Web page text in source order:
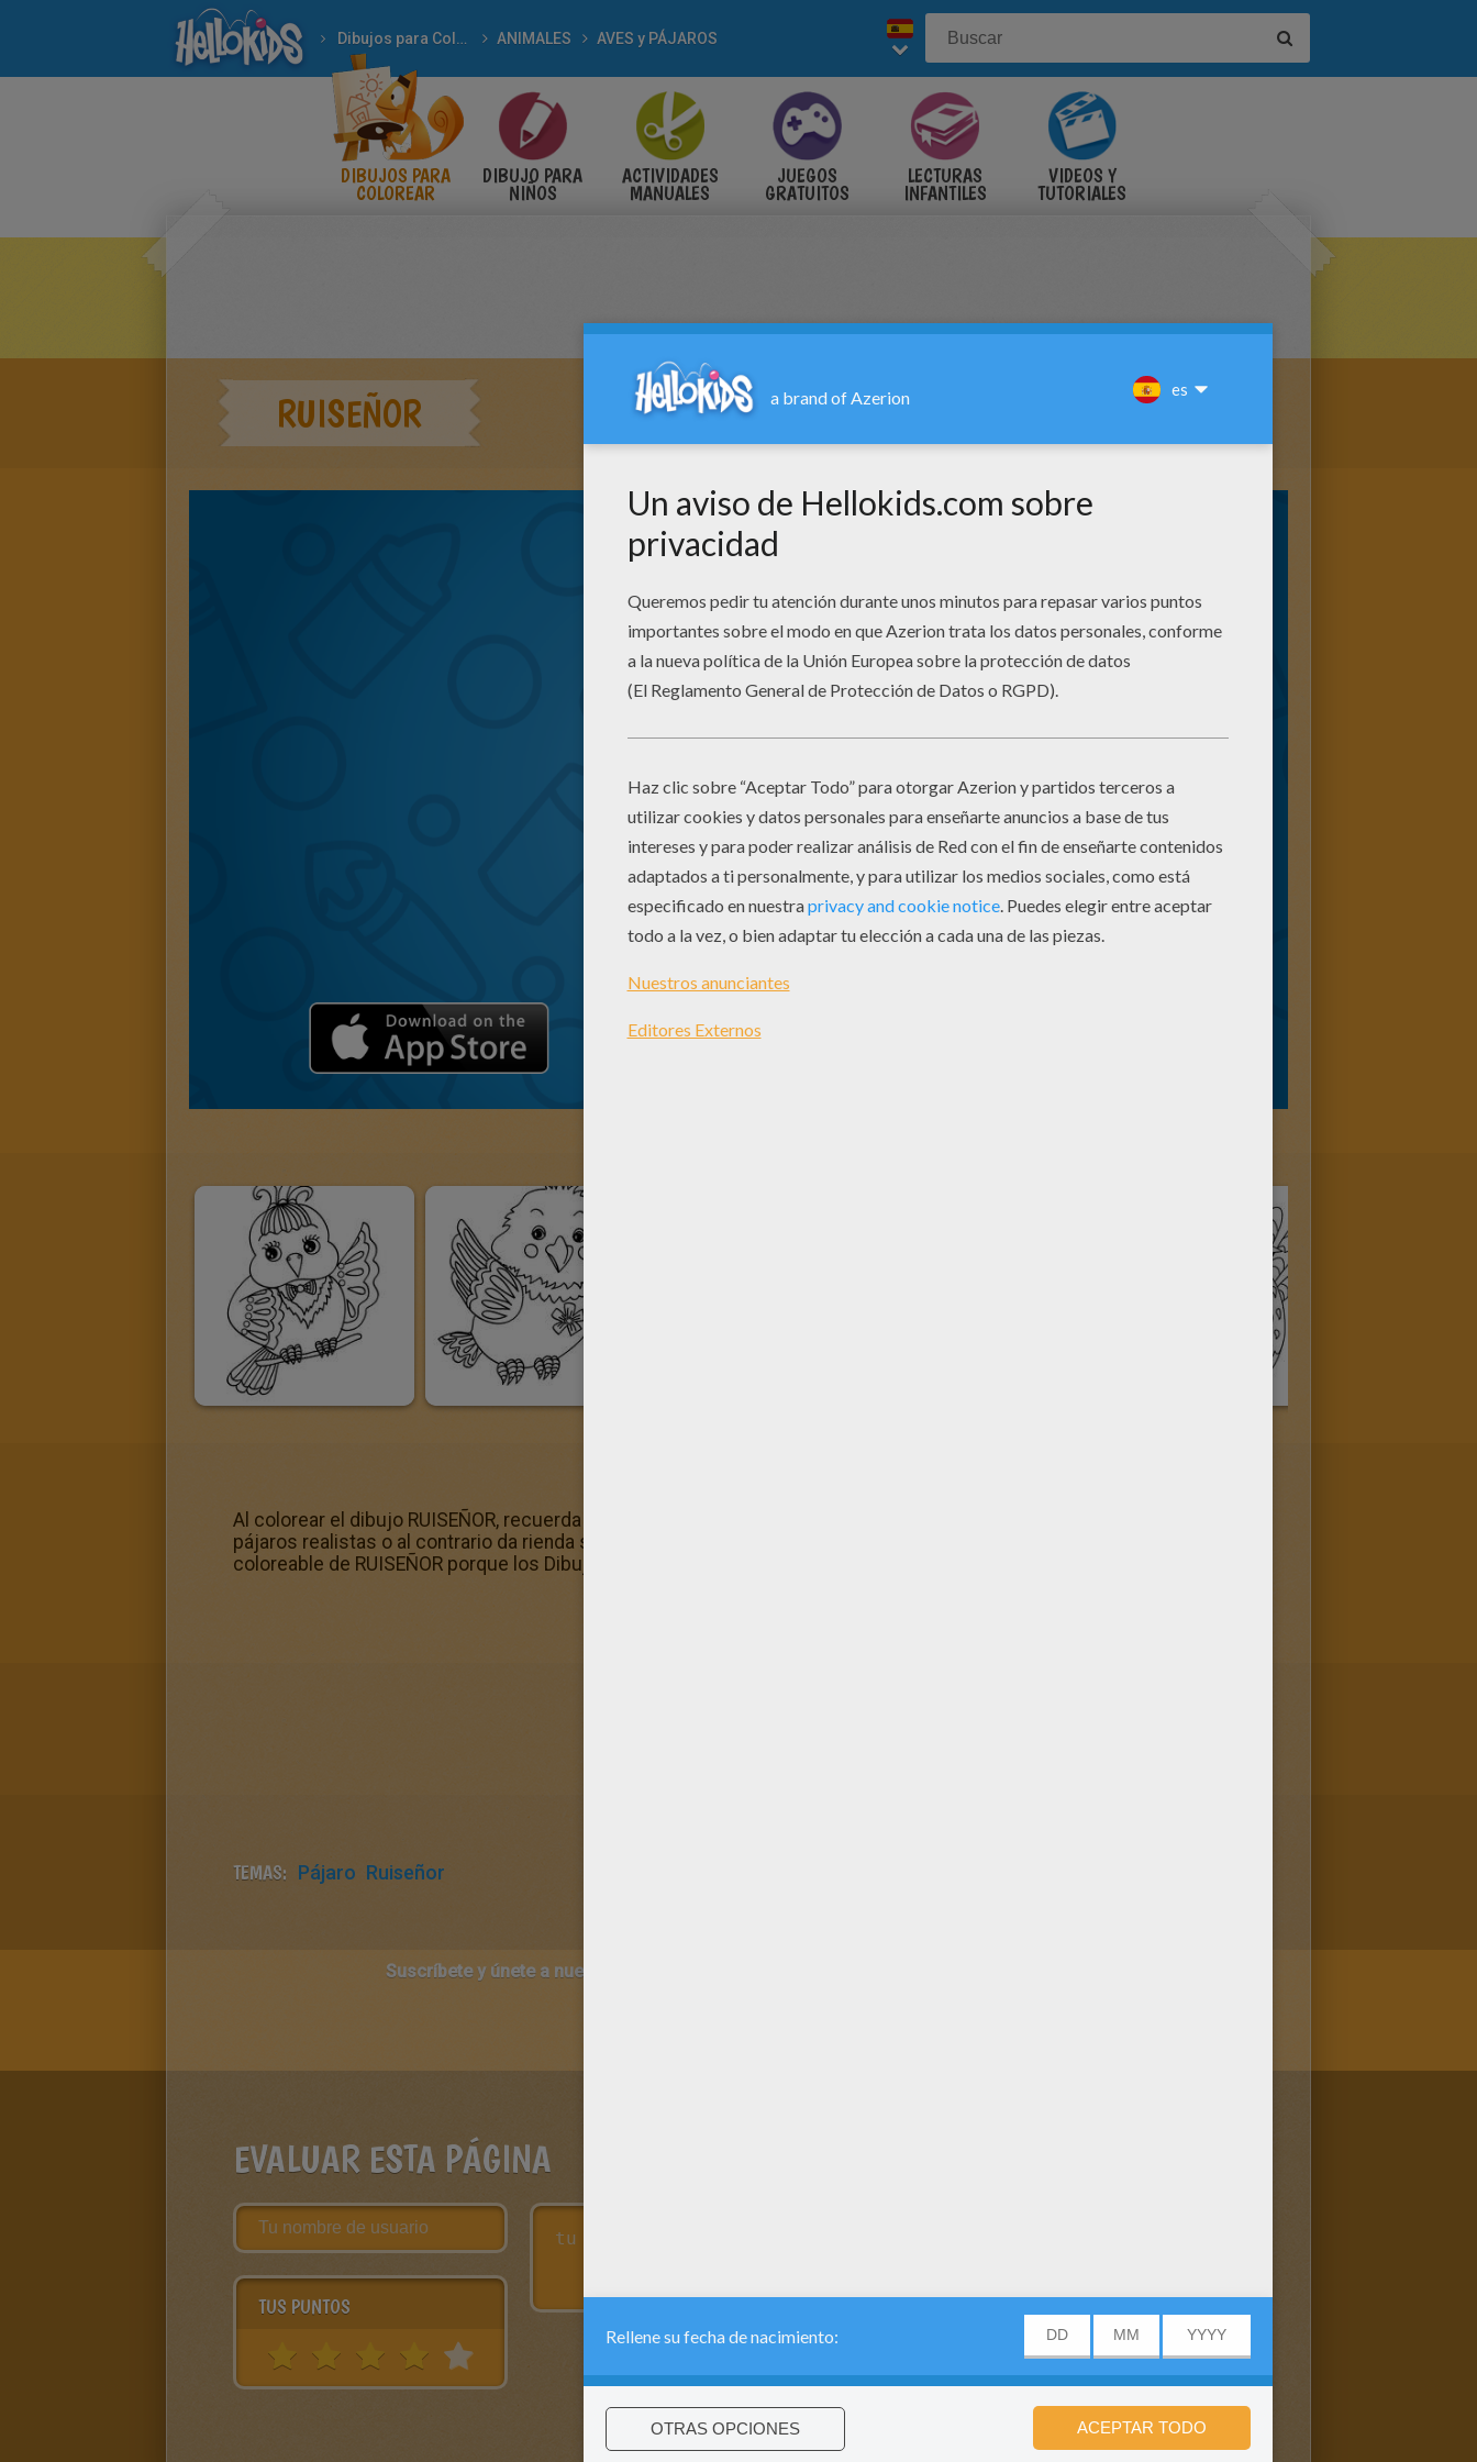
Dibujos para Colorear ANIMALES AVES y PÁJAROS
DIBUJOS PARA
COLOREAR
DIBUJO PARA
NIÑOS
ACTIVIDADES
MANUALES
JUEGOS
GRATUITOS
LECTURAS
INFANTILES
VIDEOS Y
TUTORIALES
RUISEÑOR
Al colorear el dibujo RUISEÑOR, recuerda los colores originales para que tu dibujo se parezca a Dibujos de AVES y
pájaros realistas o al contrario da rienda suelta a tu creatividad! A los miembros de Hellokids les gusta mucho este
coloreable de RUISEÑOR porque los Dibujos de AVES y pájaros son muy de moda.
TEMAS: Pájaro Ruiseñor
Suscríbete y únete a nuestro canal de vídeos para niños en Youtube:
EVALUAR ESTA PÁGINA
TUS PUNTOS